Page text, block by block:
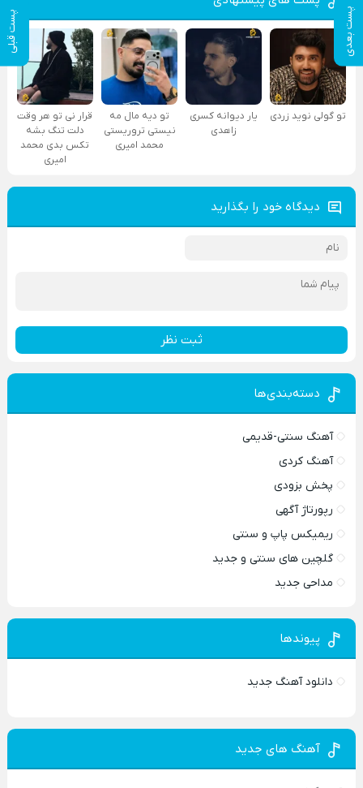
پست بعدی پست قبلی
تو گولی نوید زردی
یار دیوانه کسری
زاهدی
تو دیه مال مه
نیستی تروریستی
محمد امیری
قرار نی تو هر وقت
دلت تنگ بشه
تکس بدی محمد
امیری
دیدگاه خود را بگذارید
ثبت نظر
دسته‌بندی‌ها
آهنگ سنتی-قدیمی
آهنگ کردی
پخش بزودی
رپورتاژ آگهی
ریمیکس پاپ و سنتی
گلچین های سنتی و جدید
مداحی جدید
پیوندها
دانلود آهنگ جدید
آهنگ های جدید